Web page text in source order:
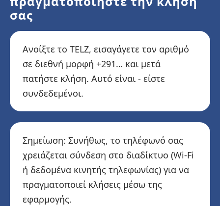
σας
Ανοίξτε το TELZ, εισαγάγετε τον αριθμό
σε διεθνή μορφή +291… και μετά
πατήστε κλήση. Αυτό είναι - είστε
συνδεδεμένοι.
Σημείωση: Συνήθως, το τηλέφωνό σας
χρειάζεται σύνδεση στο διαδίκτυο (Wi-Fi
ή δεδομένα κινητής τηλεφωνίας) για να
πραγματοποιεί κλήσεις μέσω της
εφαρμογής.